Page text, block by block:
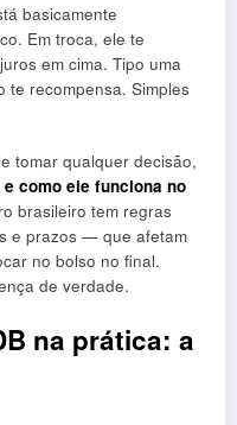
basicamente
Em troca, ele te
em cima. Tipo uma
te recompensa. Simples
tomar qualquer decisão,
e como ele funciona no
brasileiro tem regras
e prazos — que afetam
no bolso no final.
de verdade.
na prática: a